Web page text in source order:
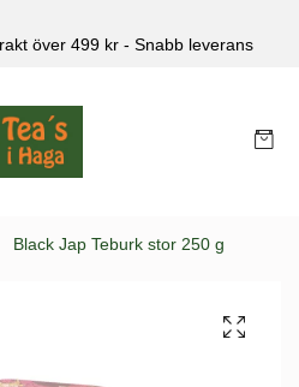
över 499 kr - Snabb leverans
Black Jap Teburk stor 250 g